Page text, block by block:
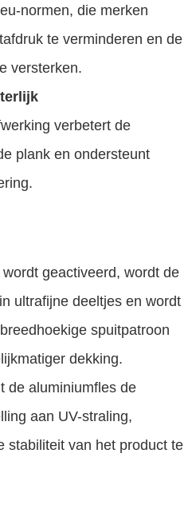
normen, die merken
te verminderen en de
versterken.
verbetert de
plank en ondersteunt
geactiveerd, wordt de
ultrafijne deeltjes en wordt
spuitpatroon
dekking.
de aluminiumfles de
aan UV-straling,
stabiliteit van het product te